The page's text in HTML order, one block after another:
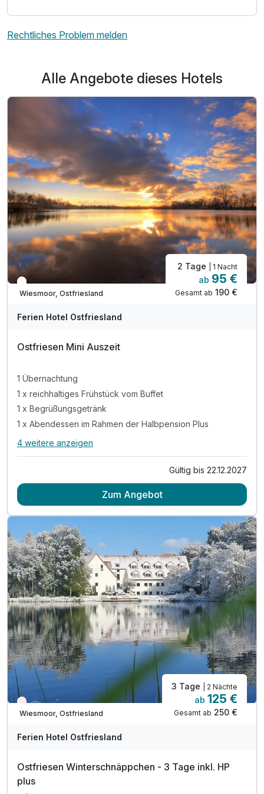
Ausstattung
Rechtliches Problem melden
Alle Angebote dieses Hotels
In 1 Woche wieder frei
Wiesmoor, Ostfriesland
2 Tage | 1 Nacht
ab 95 €
Gesamt ab 190 €
Ferien Hotel Ostfriesland
Ostfriesen Mini Auszeit
1 Übernachtung
1 x reichhaltiges Frühstück vom Buffet
1 x Begrüßungsgetränk
1 x Abendessen im Rahmen der Halbpension Plus
Alle Inklusivleistungen
1 x reichhaltiges Frühstück vom Buffet
1 x Abendessen im Rahmen der Halbpension Plus
inkl. offene Getränke (Bier, Wein, Softdrinks)
während Ihrer Essenzeit von max. 1,5 Stunden
tägliche Nutzung der Sauna von 15:00 - 21:00 Uhr
tägliche Nutzung des Innenpools
4 weitere anzeigen
Gültig bis 22.12.2027
Zum Angebot
Wieder frei ab November
Wiesmoor, Ostfriesland
3 Tage | 2 Nächte
ab 125 €
Gesamt ab 250 €
Ferien Hotel Ostfriesland
Ostfriesen Winterschnäppchen - 3 Tage inkl. HP
plus